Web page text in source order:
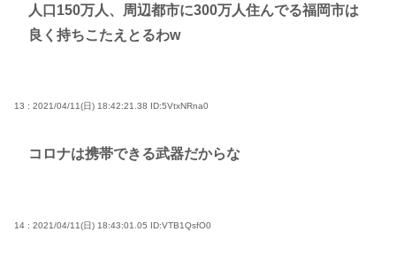
人口150万人、周辺都市に300万人住んでる福岡市は
良く持ちこたえとるわw
13 : 2021/04/11(日) 18:42:21.38 ID:5VtxNRna0
コロナは携帯できる武器だからな
14 : 2021/04/11(日) 18:43:01.05 ID:VTB1QsfO0